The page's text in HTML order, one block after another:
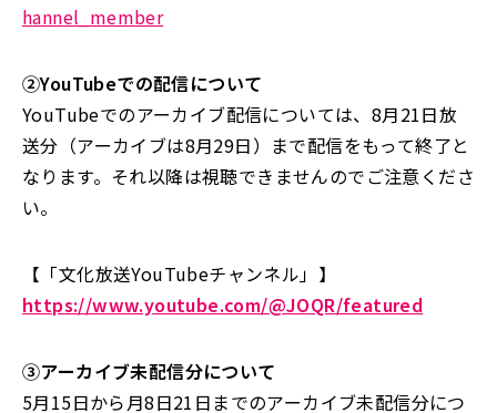
hannel_member
②YouTubeでの配信について
YouTubeでのアーカイブ配信については、8月21日放
送分（アーカイブは8月29日）まで配信をもって終了と
なります。それ以降は視聴できませんのでご注意くださ
い。
【「文化放送YouTubeチャンネル」】
https://www.youtube.com/@JOQR/featured
③アーカイブ未配信分について
5月15日から月8日21日までのアーカイブ未配信分につ